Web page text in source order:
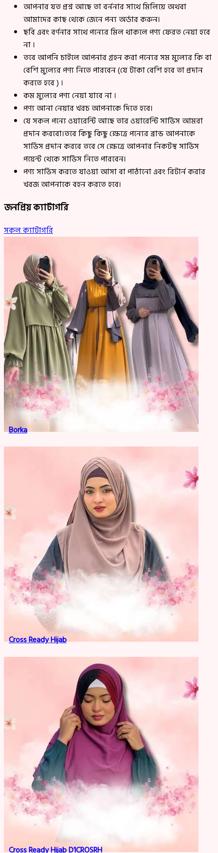
আপনার যত প্রশ্ন আছে তা বর্ননার সাথে মিলিয়ে অথবা
আমাদের কাছ থেকে জেনে পন্য অর্ডার করুন।
ছবি এবং বর্ণনার সাথে পন্যের মিল থাকলে পণ্য ফেরত নেয়া হবে
না ।
তবে আপনি চাইলে আপনার গ্রহন করা পন্যের সম মুল্যের কি বা
বেশি মুল্যের পণ্য নিতে পারবেন (যে টাকা বেশি হবে তা প্রদান
করতে হবে ) ।
কম মুল্যের পণ্য নেয়া যাবে না ।
পণ্য আনা নেয়ার খরচ আপনাকে দিতে হবে।
যে সকল পন্যে ওয়ারেন্টি আছে তার ওয়ারেন্টি সার্ভিস আমরা
প্রদান করবো।তবে কিছু কিছু ক্ষেত্রে পন্যের ব্রান্ড আপনাকে
সার্ভিস প্রদান করবে তবে সে ক্ষেত্রে আপনার নিকটস্থ সার্ভিস
পয়েন্ট থেকে সার্ভিস নিতে পারবেন।
পণ্য সার্ভিস করতে যাওয়া আসা বা পাঠানো এবং রিটার্ন করার
খরজ আপনাকে বহন করতে হবে।
জনপ্রিয় ক্যাটাগরি
সকল ক্যাটাগরি
Borka
Cross Ready Hijab
Cross Ready Hijab D1CROSRH